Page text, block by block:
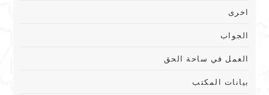
اخرى
الجواب
العمل في ساحة الحق
بيانات المكتب